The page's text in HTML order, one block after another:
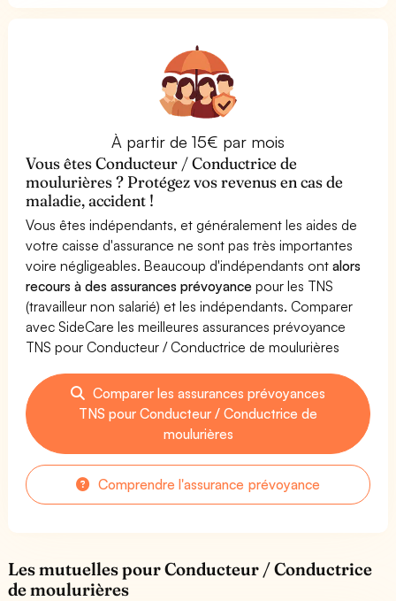
À partir de 15€ par mois
Vous êtes Conducteur / Conductrice de
moulurières ? Protégez vos revenus en cas de
maladie, accident !
Vous êtes indépendants, et généralement les aides de
votre caisse d'assurance ne sont pas très importantes
voire négligeables. Beaucoup d'indépendants ontalors
recours à des assurances prévoyance pour les TNS
(travailleur non salarié) et les indépendants. Comparer
avec SideCare les meilleures assurances prévoyance
TNS pour Conducteur / Conductrice de moulurières
Comparer les assurances prévoyances
TNS pour Conducteur / Conductrice de
moulurières
Comprendre l'assurance prévoyance
Les mutuelles pour Conducteur / Conductrice
de moulurières